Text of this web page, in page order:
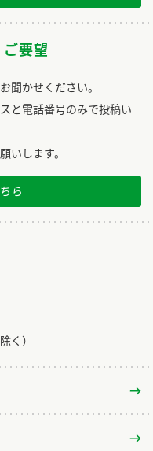
要望
聞かせください。
と電話番号のみで投稿い
いします。
ら
く）